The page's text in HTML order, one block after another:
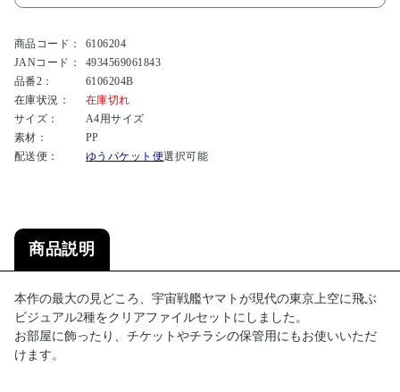
商品コード：
6106204
JANコード：
4934569061843
品番2：
6106204B
在庫状況：
在庫切れ
サイズ：
A4用サイズ
素材：
PP
配送便：
ゆうパケット便選択可能
商品説明
本作の最大の見どころ、宇宙戦艦ヤマトが現代の東京上空に飛ぶ
ビジュアル2種をクリアファイルセットにしました。
お部屋に飾ったり、チケットやチラシの保管用にもお使いいただ
けます。